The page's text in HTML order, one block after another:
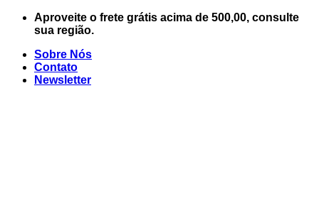
Skip
Aproveite o frete grátis acima de 500,00, consulte
sua região.
Sobre Nós
Contato
Newsletter